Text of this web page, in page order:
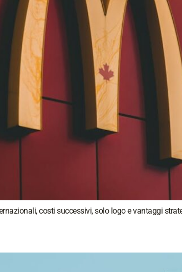
costi successivi, solo logo e vantaggi